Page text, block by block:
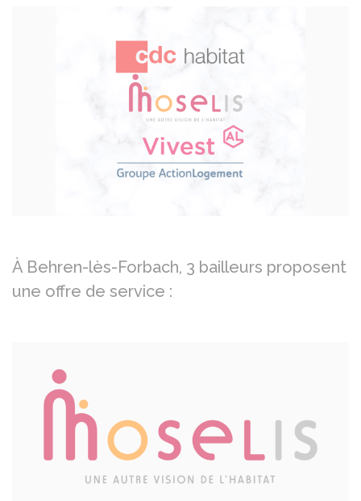
À Behren-lès-Forbach, 3 bailleurs proposent
une offre de service :